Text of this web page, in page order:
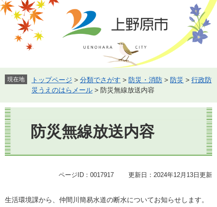
ペ
ー
す。
メ
ニ
し
て
文
へ
現在地 トップページ > 分類でさがす > 防災・消防 > 防災 > 行政防
災うえのはらメール > 防災無線放送内容
本
文
防災無線放送内容
ページID：0017917 更新日：2024年12月13日更新
生活環境課から、仲間川簡易水道の断水についてお知らせします。